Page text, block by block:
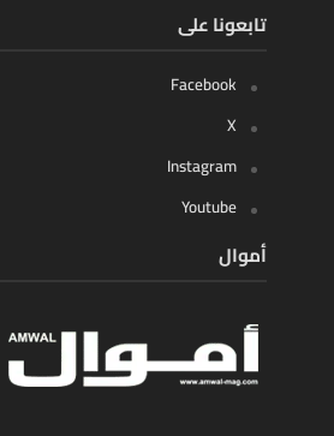
تابعونا على
Facebook
X
Instagram
Youtube
أموال